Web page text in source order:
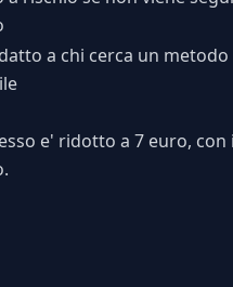
a chi cerca un
e' ridotto a 7 euro,